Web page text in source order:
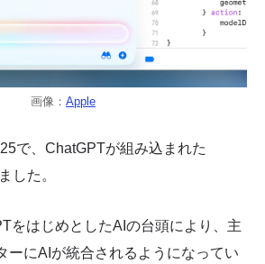
画像： Apple
で、ChatGPTが組み込まれた
した。
をはじめとしたAIの台頭により、主
ーにAIが統合されるようになってい